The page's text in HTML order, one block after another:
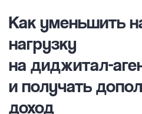
Как уменьшить
нагрузку
на диджитал-
и получать
доход